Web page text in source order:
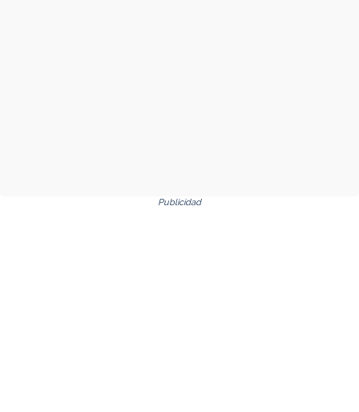
Publicidad